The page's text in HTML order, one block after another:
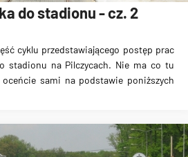
do stadionu - cz. 2
cyklu przedstawiającego postęp prac
stadionu na Pilczycach. Nie ma co tu
sami na podstawie poniższych